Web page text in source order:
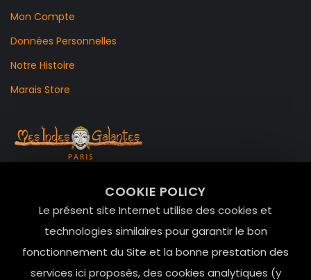
COOKIE POLICY
Le présent site Internet utilise des cookies et
technologies similaires pour garantir le bon
fonctionnement du Site et la bonne prestation des
services ici proposés, des cookies analytiques (y
Mon Compte
Données Personnelles
Notre Histoire
Marais Store
Le Marais, 75004 Paris
contact@mesindesgalantes.com
01.42.72.42.51